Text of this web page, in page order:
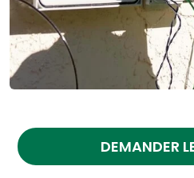
DEMANDER